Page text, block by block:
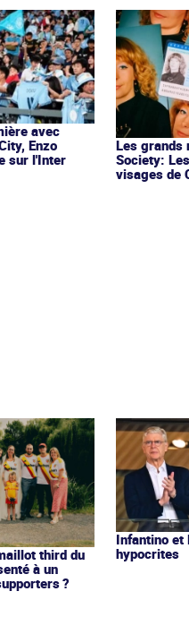
avec
Enzo
sur l'Inter
Les grands
Society:
visages de
third du
à un
?
Infantino et
hypocrites